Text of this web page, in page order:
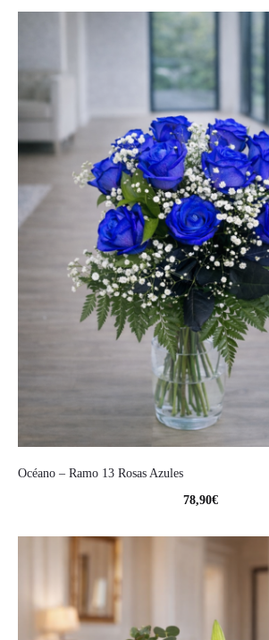
Océano – Ramo 13 Rosas Azules
78,90€